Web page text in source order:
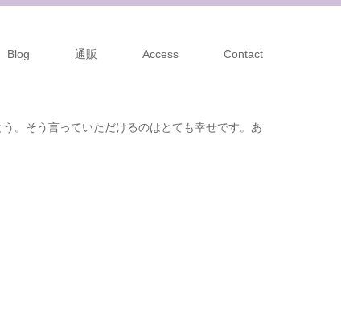
Blog 通販 Access Contact
。 そう言っていただけるのは とても幸せです。 あ
イキヒーリング #アニマルコミュニケーション #ア